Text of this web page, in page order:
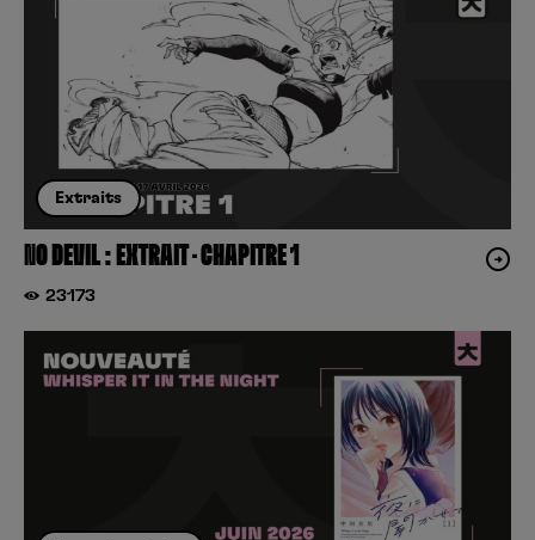
Extraits
NO DEVIL : EXTRAIT – CHAPITRE 1
23173